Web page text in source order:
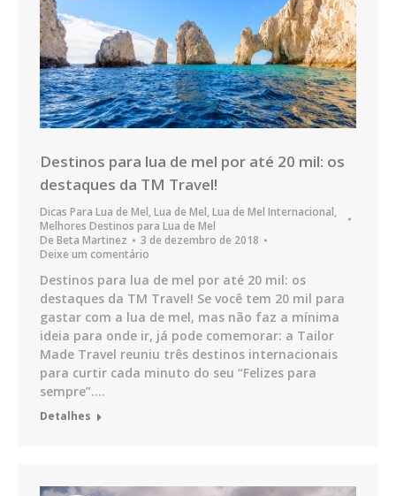
Destinos para lua de mel por até 20 mil: os
destaques da TM Travel!
Dicas Para Lua de Mel,Lua de Mel,Lua de Mel Internacional,
Melhores Destinos para Lua de Mel
De Beta Martinez
3 de dezembro de 2018
Deixe um comentário
Destinos para lua de mel por até 20 mil: os
destaques da TM Travel! Se você tem 20 mil para
gastar com a lua de mel, mas não faz a mínima
ideia para onde ir, já pode comemorar: a Tailor
Made Travel reuniu três destinos internacionais
para curtir cada minuto do seu “Felizes para
sempre”.…
Detalhes